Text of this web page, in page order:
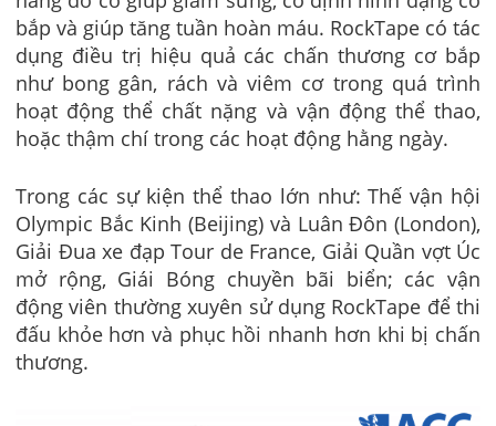
bắp và giúp tăng tuần hoàn máu. RockTape có tác
dụng điều trị hiệu quả các chấn thương cơ bắp
như bong gân, rách và viêm cơ trong quá trình
hoạt động thể chất nặng và vận động thể thao,
hoặc thậm chí trong các hoạt động hằng ngày.
Trong các sự kiện thể thao lớn như: Thế vận hội
Olympic Bắc Kinh (Beijing) và Luân Đôn (London),
Giải Đua xe đạp Tour de France, Giải Quần vợt Úc
mở rộng, Giái Bóng chuyền bãi biển; các vận
động viên thường xuyên sử dụng RockTape để thi
đấu khỏe hơn và phục hồi nhanh hơn khi bị chấn
thương.